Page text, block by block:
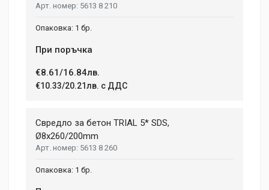
5613 8 210
1 бр.
При поръчка
€8.61/16.84лв.
€10.33/20.21лв. с ДДС
Свредло за бетон TRIAL 5* SDS,
Ø8x260/200mm
5613 8 260
1 бр.